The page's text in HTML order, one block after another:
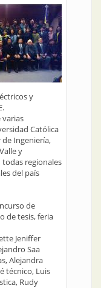
y
varias
Católica
de Ingeniería,
y
todas regionales
del país
de
de tesis, feria
Jeniffer
Saa
Alejandra
técnico, Luis
Rudy